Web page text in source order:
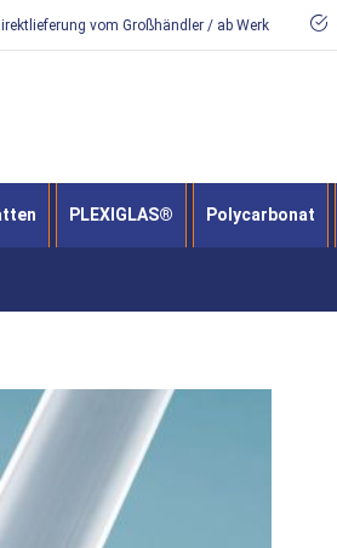
vom Großhändler / ab Werk
PLEXIGLAS® Polycarbonat